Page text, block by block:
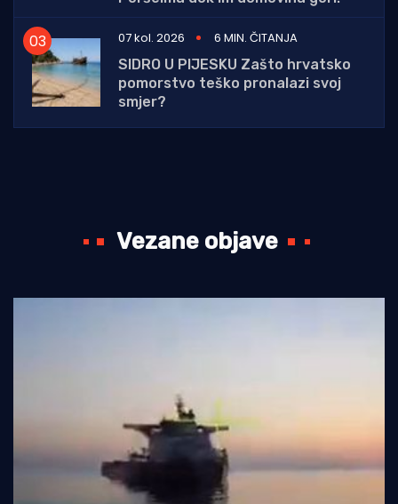
07 kol. 2026
6 MIN. ČITANJA
SIDRO U PIJESKU Zašto hrvatsko
pomorstvo teško pronalazi svoj
smjer?
Vezane objave